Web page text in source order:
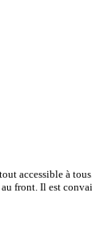
accessible à
au front. Il est